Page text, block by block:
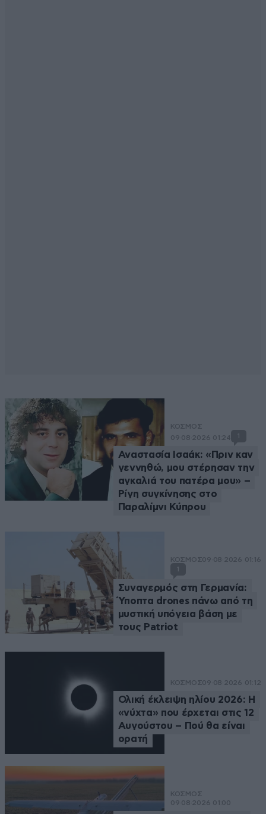
ΚΟΣΜΟΣ
09·08·2026 01:24
1
Αναστασία Ισαάκ: «Πριν καν
γεννηθώ, μου στέρησαν την
αγκαλιά του πατέρα μου» –
Ρίγη συγκίνησης στο
Παραλίμνι Κύπρου
ΚΟΣΜΟΣ09·08·2026 01:16
1
Συναγερμός στη Γερμανία:
Ύποπτα drones πάνω από τη
μυστική υπόγεια βάση με
τους Patriot
ΚΟΣΜΟΣ09·08·2026 01:12
Ολική έκλειψη ηλίου 2026: Η
«νύχτα» που έρχεται στις 12
Αυγούστου – Πού θα είναι
ορατή
ΚΟΣΜΟΣ
09·08·2026 01:00